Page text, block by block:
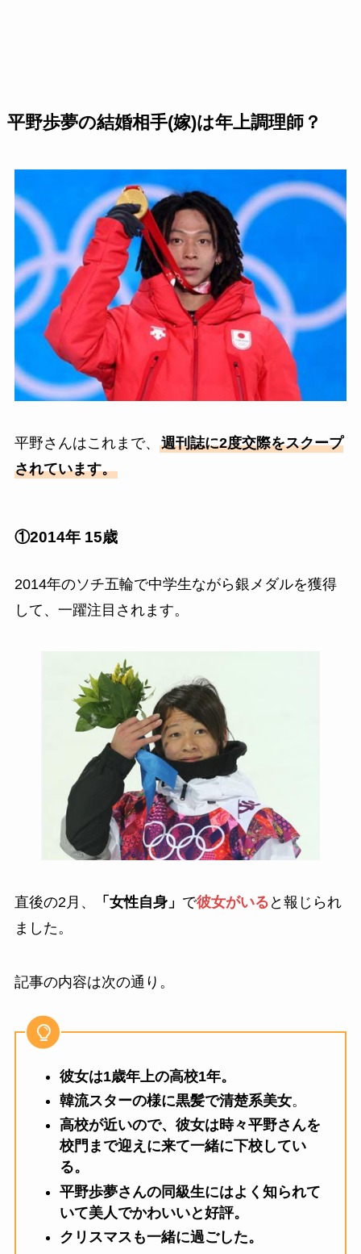
平野歩夢の結婚相手(嫁)は年上調理師？
平野さんはこれまで、 週刊誌に2度交際をスクープ
されています。
①2014年 15歳
2014年のソチ五輪で中学生ながら銀メダルを獲得
して、一躍注目されます。
直後の2月、 「女性自身」 で彼女がいる と報じられ
ました。
記事の内容は次の通り。
彼女は1歳年上の高校1年。
韓流スターの様に黒髪で清楚系美女。
高校が近いので、彼女は時々平野さんを
校門まで迎えに来て一緒に下校してい
る。
平野歩夢さんの同級生にはよく知られて
いて美人でかわいいと好評。
クリスマスも一緒に過ごした。